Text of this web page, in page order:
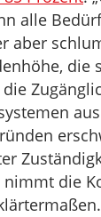
alle
aber
die
aus
nimmt die